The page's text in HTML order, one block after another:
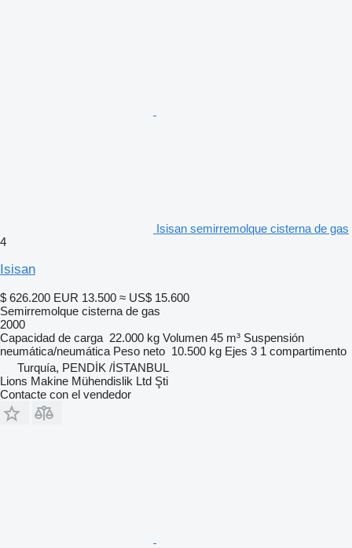
Isisan semirremolque cisterna de gas
4
Isisan
$ 626.200 EUR 13.500 ≈ US$ 15.600
Semirremolque cisterna de gas
2000
Capacidad de carga 22.000 kg Volumen 45 m³ Suspensión
neumática/neumática Peso neto 10.500 kg Ejes 3 1 compartimento
Turquía, PENDİK /İSTANBUL
Lions Makine Mühendislik Ltd Şti
Contacte con el vendedor